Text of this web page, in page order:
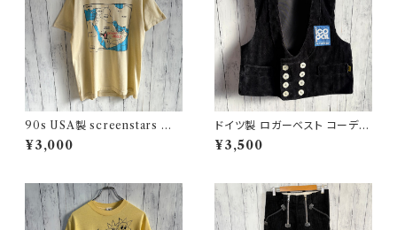
90s USA製 screenstars 湾
岸戦争 シングルステッチTシャ
ツ ヴィンテージTシャツ
¥3,000
ドイツ製 ロガーベスト コーデュ
ロイベスト ワークベスト 黒 ダブ
ルブレスト
¥3,500